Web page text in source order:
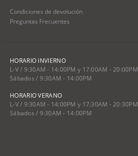
Condiciones de devolución
Preguntas Frecuentes
HORARIO INVIERNO
L-V / 9:30AM - 14:00PM y 17:00AM - 20:00PM
Sábados / 9:30AM - 14:00PM
HORARIO VERANO
L-V / 9:30AM - 14:00PM y 17:30AM - 20:30PM
Sábados / 9:30AM - 14:00PM